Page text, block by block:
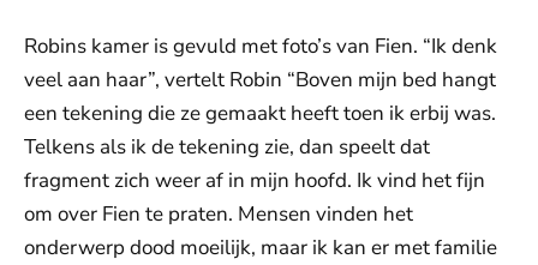
Robins kamer is gevuld met foto’s van Fien. “Ik denk
veel aan haar”, vertelt Robin “Boven mijn bed hangt
een tekening die ze gemaakt heeft toen ik erbij was.
Telkens als ik de tekening zie, dan speelt dat
fragment zich weer af in mijn hoofd. Ik vind het fijn
om over Fien te praten. Mensen vinden het
onderwerp dood moeilijk, maar ik kan er met familie